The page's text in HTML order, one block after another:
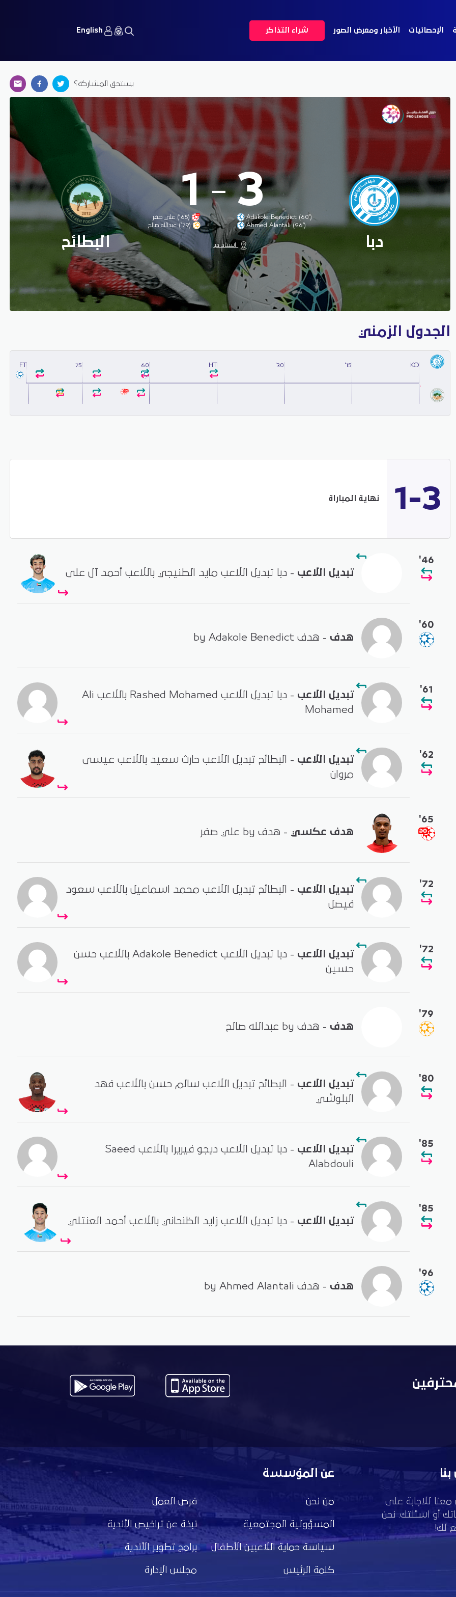
الإحصائيات الأخبار ومعرض الصور شراء التذاكر English
يستحق المشاركة؟
دبا
3
Adakole Benedict (60’)
Ahmed Alantali (96’)
-
1
(65’) علي صفر
(79’) عبدالله صالح
استاد دبا البطائح
الجدول الزمني
KO
15'
30'
HT
60
75
FT
'
1-3 نهاية المباراة
'46
تبديل اللاعب - دبا تبديل اللاعب مايد الطنيجي باللاعب أحمد آل على
'60
هدف - هدف by Adakole Benedict
'61
تبديل اللاعب
- دبا تبديل اللاعب Rashed Mohamed باللاعب Ali
Mohamed
'62
تبديل اللاعب - البطائح تبديل اللاعب حارث سعيد باللاعب عيسى
مروان
'65
هدف عكسي - هدف by علي صفر
'72
تبديل اللاعب - البطائح تبديل اللاعب محمد اسماعيل باللاعب سعود
فيصل
'72
تبديل اللاعب
- دبا تبديل اللاعب Adakole Benedict باللاعب حسن
حسين
'79
هدف - هدف by عبدالله صالح
'80
تبديل اللاعب - البطائح تبديل اللاعب سالم حسن باللاعب فهد
البلوشي
'85
تبديل اللاعب
- دبا تبديل اللاعب ديجو فيريرا باللاعب Saeed
Alabdouli
'85
تبديل اللاعب - دبا تبديل اللاعب زايد الظنحاني باللاعب أحمد العنتلي
'96
هدف - هدف by Ahmed Alantali
للاجابة على
أو اسئلتك. نحن
لك!
عن المؤسسة
من نحن فرص العمل
المسؤولية المجتمعية نبذة عن تراخيص الأندية
سياسة حماية اللاعبين الأطفال برامج تطوير الأندية
كلمة الرئيس مجلس الإدارة